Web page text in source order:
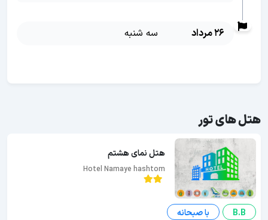
26 مرداد سه شنبه
هتل های تور
هتل نمای هشتم
Hotel Namaye hashtom
B.B
با صبحانه